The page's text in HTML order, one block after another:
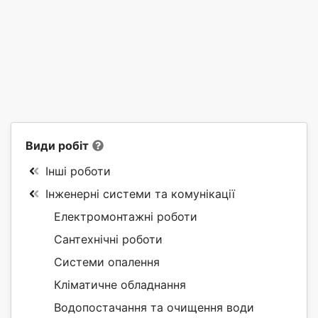
Види робіт
Інші роботи
Інженерні системи та комунікації
Електромонтажні роботи
Сантехнічні роботи
Системи опалення
Кліматичне обладнання
Водопостачання та очищення води